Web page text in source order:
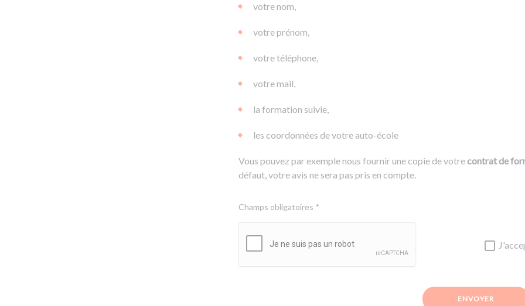
votre nom,
votre prénom,
votre téléphone,
votre mail,
la formation suivie,
les coordonnées de votre auto-école
Vous pouvez par exemple nous fournir une copie de votrecontrat de
défaut, votre avis ne sera pas pris en compte.
Champs obligatoires *
ENVOYER